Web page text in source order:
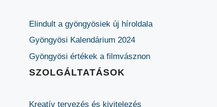
Elindult a gyöngyösiek új híroldala
Gyöngyösi Kalendárium 2024
Gyöngyösi értékek a filmvásznon
SZOLGÁLTATÁSOK
Kreatív tervezés és kivitelezés